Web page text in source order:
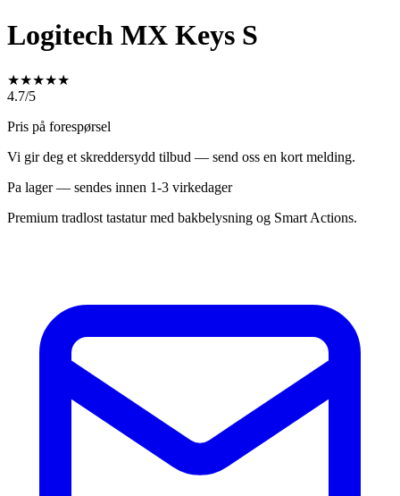
Logitech MX Keys S
★★★★★
4.7/5
Pris på forespørsel
Vi gir deg et skreddersydd tilbud — send oss en kort melding.
Pa lager — sendes innen 1-3 virkedager
Premium tradlost tastatur med bakbelysning og Smart Actions.